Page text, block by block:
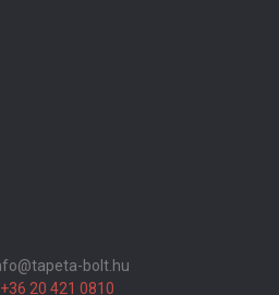
bolt.hu
+36 20 421 0810